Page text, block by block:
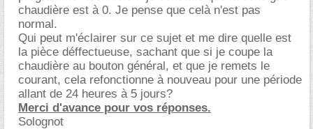
chaudière est à 0. Je pense que celà n'est pas
normal.
Qui peut m'éclairer sur ce sujet et me dire quelle est
la pièce déffectueuse, sachant que si je coupe la
chaudière au bouton général, et que je remets le
courant, cela refonctionne à nouveau pour une période
allant de 24 heures à 5 jours?
Merci d'avance pour vos réponses.
Solognot